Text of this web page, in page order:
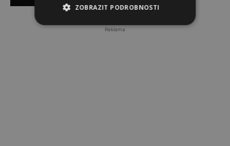
Reklama
ZOBRAZIT PODROBNOSTI